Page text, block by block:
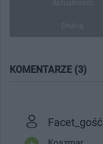
KOMENTARZE (3)
Facet_gość